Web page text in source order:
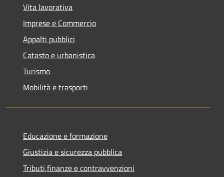
Vita lavorativa
Imprese e Commercio
Appalti pubblici
Catasto e urbanistica
Turismo
Mobilità e trasporti
Educazione e formazione
Giustizia e sicurezza pubblica
Tributi,finanze e contravvenzioni